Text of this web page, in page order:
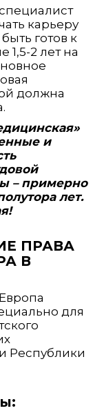
карьеру
готов к
1,5-2 лет на
должна
и
– примерно
лет.
ПРАВА
В
для
Республики